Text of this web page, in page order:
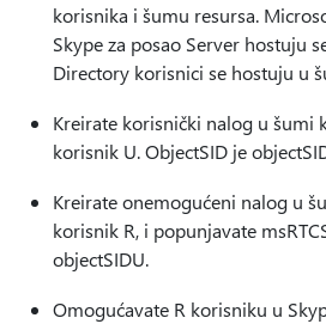
korisnika i šumu resursa.
Skype za posao Server hostuju
Directory korisnici se hostuju u
Kreirate korisnički nalog u šumi
korisnik U. ObjectSID je
Kreirate onemogućeni nalog u
korisnik R, i popunjavate
objectSIDU.
Omogućavate R korisniku u